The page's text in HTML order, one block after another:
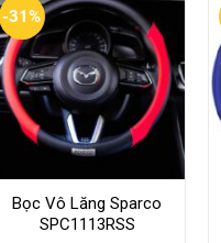
-31%
Bọc Vô Lăng Sparco
SPC1113RSS